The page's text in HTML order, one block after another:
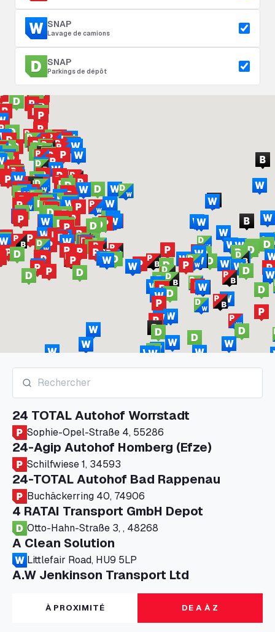
SNAP
Lavage de camions
SNAP
Parkings de dépôt
24 TOTAL Autohof Worrstadt
Sophie-Opel-Straße 4, 55286
24-Agip Autohof Homberg (Efze)
Schilfwiese 1, 34593
24-TOTAL Autohof Bad Rappenau
Buchäckerring 40, 74906
4 RATAI Transport GmbH Depot
Otto-Hahn-Straße 3, , 48268
A Clean Solution
Littlefair Road, HU9 5LP
A.W Jenkinson Transport Ltd
Progress House, ME11 5GA
A+G Nettetal - Depot Parking
Am Panneschopp 7, 41334
À PROXIMITÉ DE A À Z